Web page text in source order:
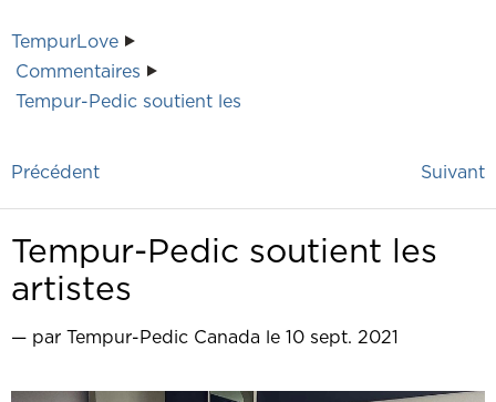
TempurLove
Commentaires
Tempur-Pedic soutient les
Précédent Suivant
Tempur-Pedic soutient les
artistes
— par Tempur-Pedic Canada le 10 sept. 2021